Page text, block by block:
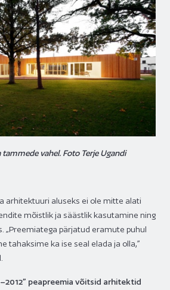
vahel. Foto Terje Ugandi
arhitektuuri aluseks ei ole mitte alati
mõistlik ja säästlik kasutamine ning
„Preemiatega pärjatud eramute puhul
tahaksime ka ise seal elada ja olla,”
peapreemia võitsid arhitektid